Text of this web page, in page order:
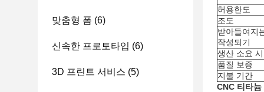
맞춤형 폼 (6)
신속한 프로토타입 (6)
3D 프린트 서비스 (5)
허용한도
조도
받아들여지
작성되기
생산 소요
품질 보증
지불 기간
CNC 티타